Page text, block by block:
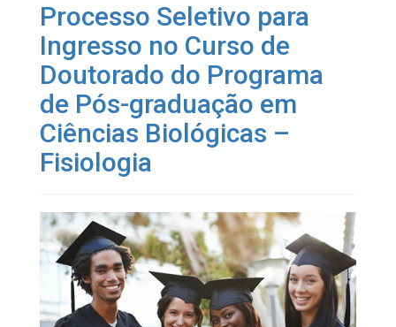
Processo Seletivo para
Ingresso no Curso de
Doutorado do Programa
de Pós-graduação em
Ciências Biológicas –
Fisiologia